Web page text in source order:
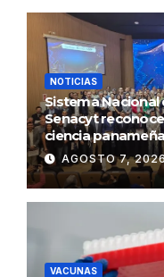
NOTICIAS
Sistema Nacional
Senacyt
ciencia panameña
AGOSTO 7,
VACUNAS